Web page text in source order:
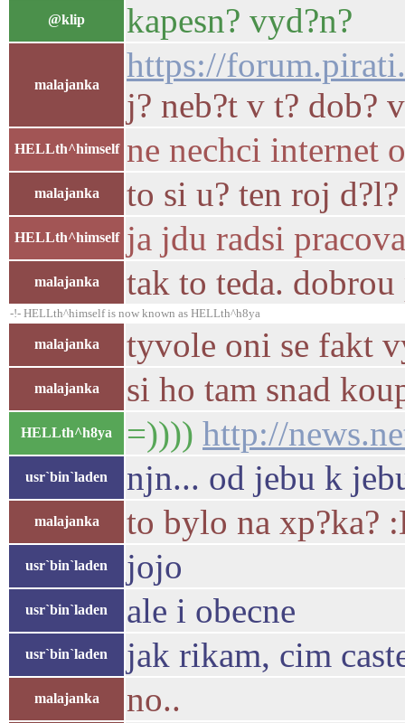
@klip kapesn? vyd?n?
malajanka
https://
j? neb?t v t? dob?
HELLth^himself ne nechci internet
malajanka to si u? ten roj
HELLth^himself ja jdu radsi
malajanka tak to teda.
-!- HELLth^himself is now known as HELLth^h8ya
malajanka tyvole oni se fakt
malajanka si ho tam snad
HELLth^h8ya =)))) http://
usr`bin`laden njn... od jebu k
malajanka to bylo na xp?ka?
usr`bin`laden jojo
usr`bin`laden ale i obecne
usr`bin`laden jak rikam, cim
malajanka no..